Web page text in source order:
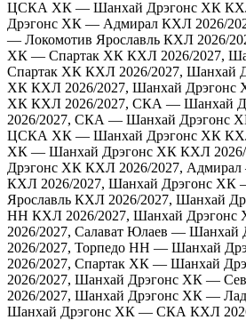
ЦСКА ХК — Шанхай Дрэгонс ХК
Дрэгонс ХК — Адмирал КХЛ 2026/
— Локомотив Ярославль КХЛ 2026/
ХК — Спартак ХК КХЛ 2026/2027,
Спартак ХК КХЛ 2026/2027, Шанхай
ХК КХЛ 2026/2027, Шанхай
ХК КХЛ 2026/2027, СКА — Шанхай
2026/2027, СКА — Шанхай Дрэгонс
ЦСКА ХК — Шанхай Дрэгонс ХК
ХК — Шанхай Дрэгонс ХК КХЛ
Дрэгонс ХК КХЛ 2026/2027,
КХЛ 2026/2027, Шанхай Дрэгонс ХК
Ярославль КХЛ 2026/2027, Шанхай
НН КХЛ 2026/2027, Шанхай
2026/2027, Салават Юлаев — Шанхай
2026/2027, Торпедо НН — Шанхай
2026/2027, Спартак ХК — Шанхай
2026/2027, Шанхай Дрэгонс ХК —
2026/2027, Шанхай Дрэгонс ХК —
Шанхай Дрэгонс ХК — СКА КХЛ